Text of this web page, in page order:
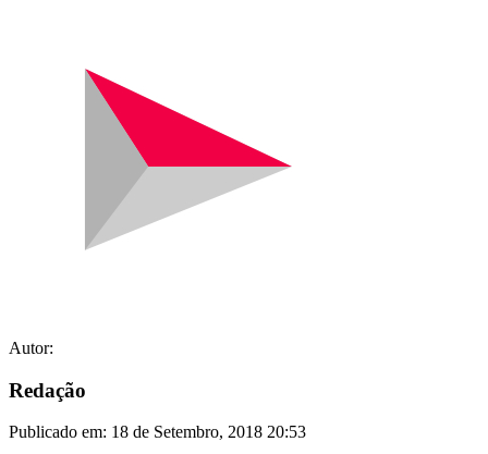
Autor:
Redação
Publicado em: 18 de Setembro, 2018 20:53